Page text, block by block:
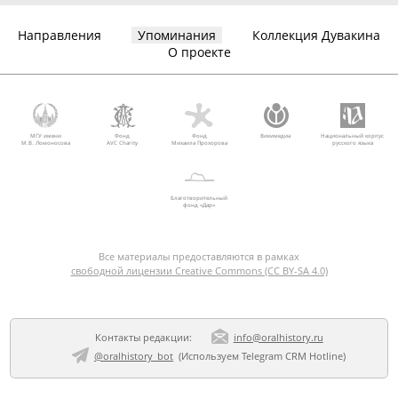
Направления Упоминания
Коллекция Дувакина
О проекте
МГУ имени
М.В. Ломоносова
Фонд
AVC Charity
Фонд
Михаила Прохорова
Викимедиа
Национальный корпус
русского языка
Благотворительный
фонд «Дар»
Все материалы предоставляются в рамках
свободной лицензии Creative Commons (CC BY-SA 4.0)
Контакты редакции:
info@oralhistory.ru
@oralhistory_bot(Используем Telegram CRM Hotline)